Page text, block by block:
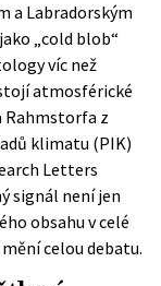
a Labradorským
„cold blob“
víc než
atmosférické
Rahmstorfa z
klimatu (PIK)
Letters
signál není jen
obsahu v celé
celou debatu.